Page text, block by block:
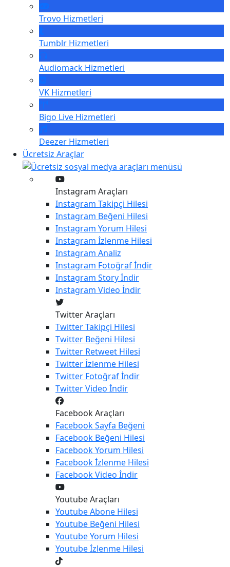
Trovo Hizmetleri
Tumblr Hizmetleri
Audiomack Hizmetleri
VK Hizmetleri
Bigo Live Hizmetleri
Deezer Hizmetleri
Ücretsiz Araçlar
Instagram Araçları
Instagram Takipçi Hilesi
Instagram Beğeni Hilesi
Instagram Yorum Hilesi
Instagram İzlenme Hilesi
Instagram Analiz
Instagram Fotoğraf İndir
Instagram Story İndir
Instagram Video İndir
Twitter Araçları
TwitterTakipçi Hilesi
Twitter Beğeni Hilesi
Twitter Retweet Hilesi
Twitterİzlenme Hilesi
Twitter Fotoğraf İndir
TwitterVideo İndir
Facebook Araçları
FacebookSayfa Beğeni
Facebook Beğeni Hilesi
FacebookYorum Hilesi
Facebookİzlenme Hilesi
FacebookVideo İndir
Youtube Araçları
YoutubeAbone Hilesi
Youtube Beğeni Hilesi
YoutubeYorum Hilesi
Youtubeİzlenme Hilesi